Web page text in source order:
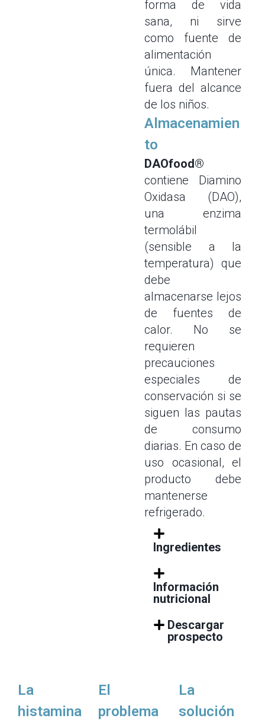
forma de vida
sana, ni sirve
como fuente de
alimentación
única. Mantener
fuera del alcance
de los niños.
Almacenamien
to
DAOfood®
contiene Diamino
Oxidasa (DAO),
una enzima
termolábil
(sensible a la
temperatura) que
debe
almacenarse lejos
de fuentes de
calor. No se
requieren
precauciones
especiales de
conservación si se
siguen las pautas
de consumo
diarias. En caso de
uso ocasional, el
producto debe
mantenerse
refrigerado.
Ingredientes
Información
nutricional
Descargar
prospecto
La
histamina
El
problema
La
solución